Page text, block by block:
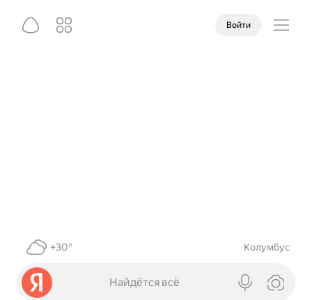
Войти
+30° Колумбус
Найдётся всё